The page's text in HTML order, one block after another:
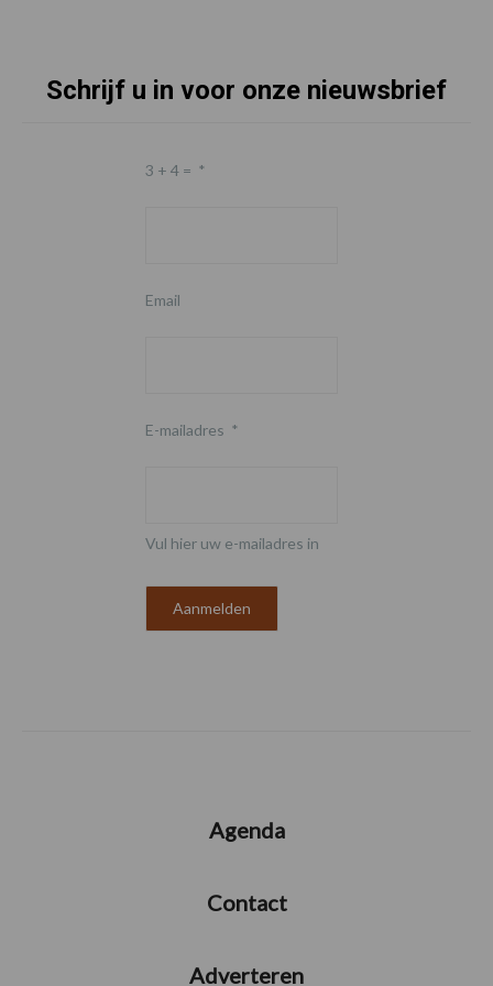
Schrijf u in voor onze nieuwsbrief
3 + 4 = *
Email
E-mailadres *
Vul hier uw e-mailadres in
Agenda
Contact
Adverteren